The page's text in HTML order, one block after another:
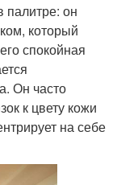
палитре: он
который
спокойная
Он часто
к цвету кожи
на себе